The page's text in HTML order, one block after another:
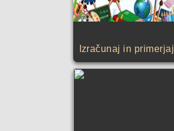
Izračunaj in primerjaj